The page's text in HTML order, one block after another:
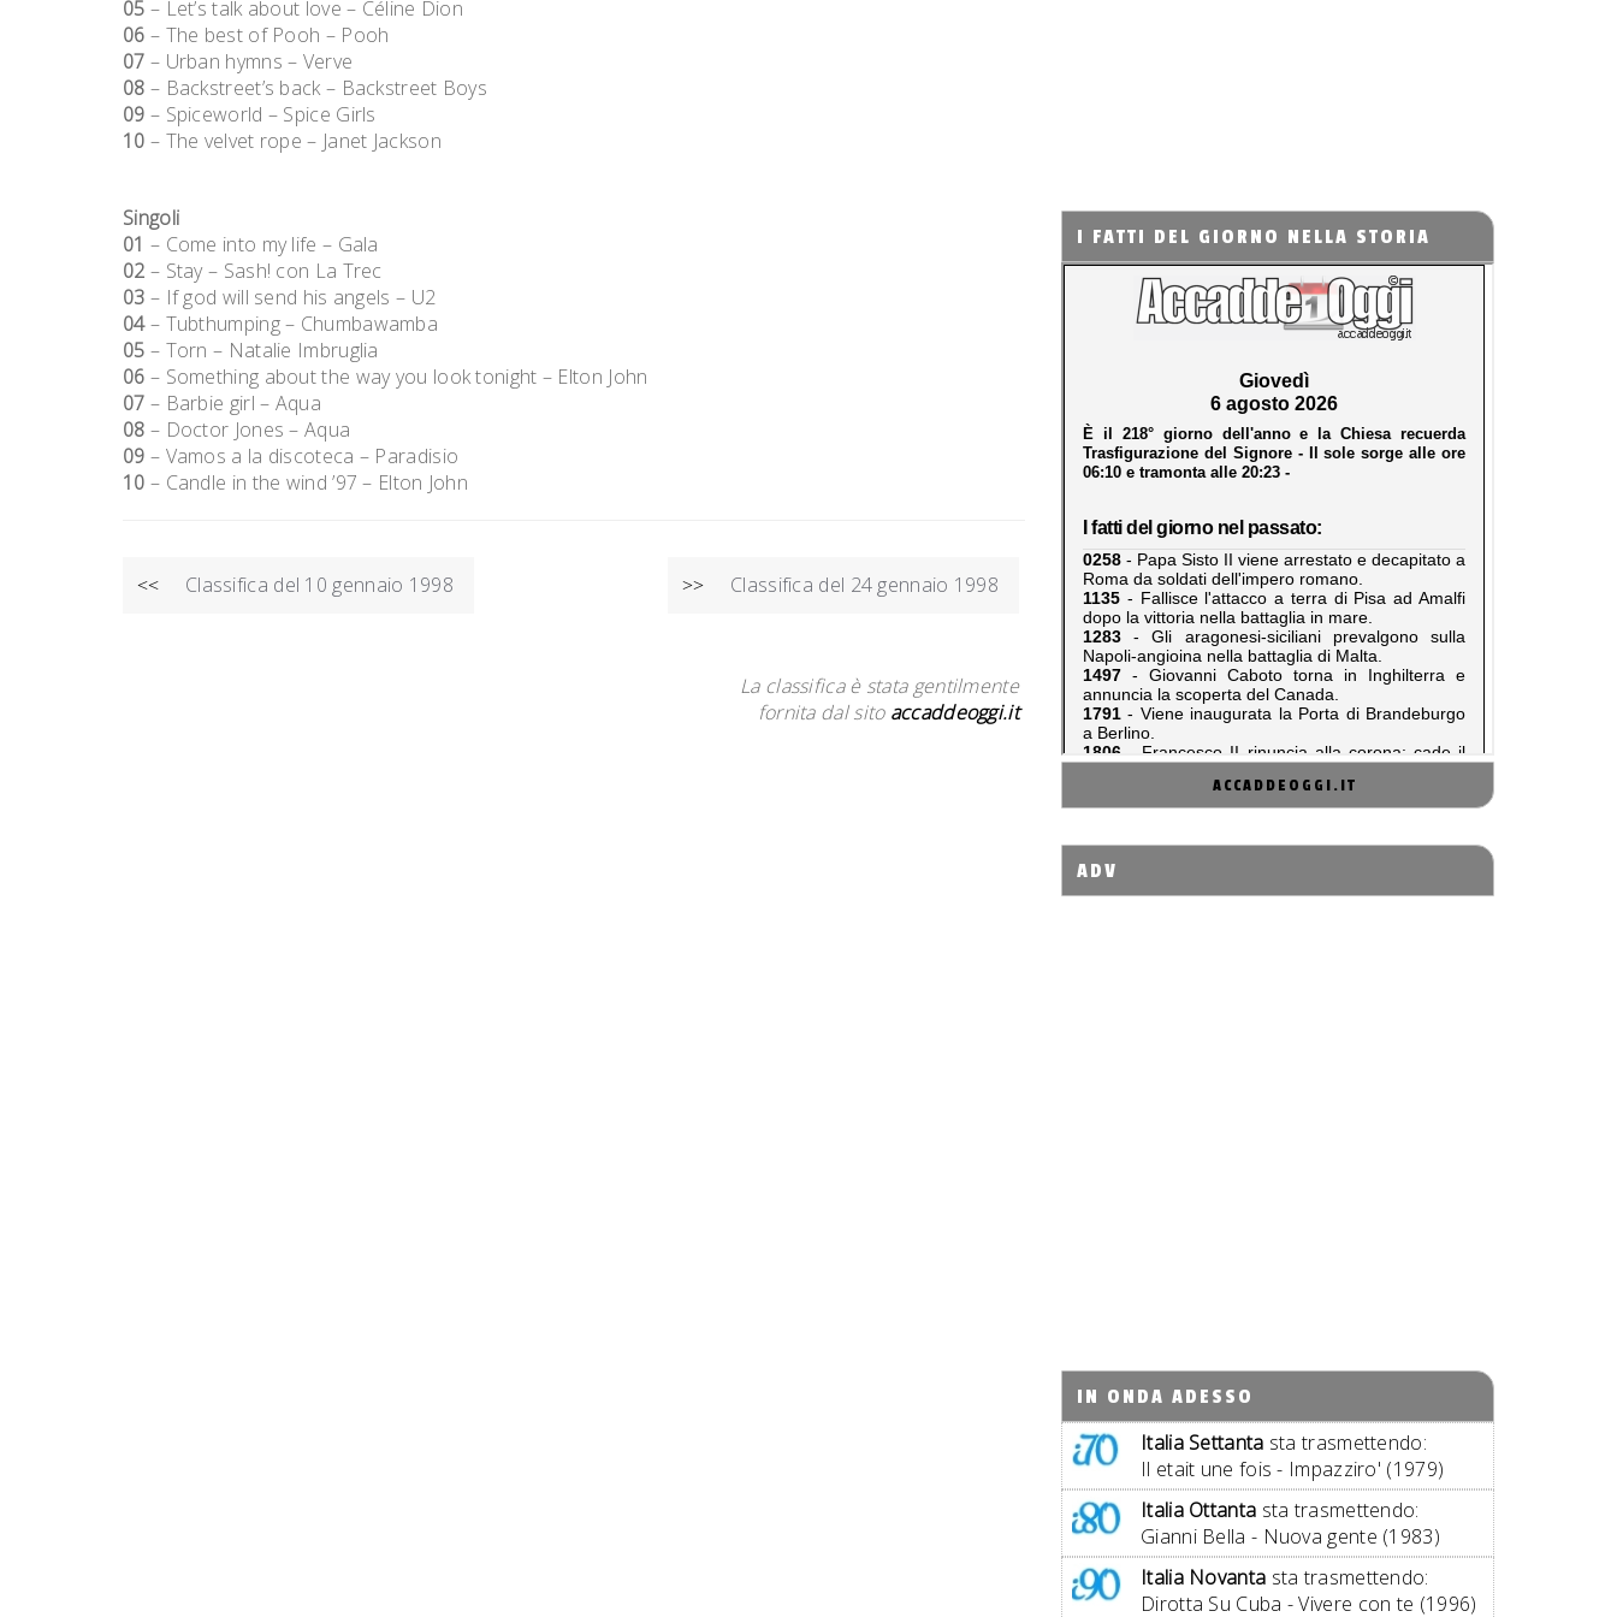
05 – Let’s talk about love – Céline Dion
06 – The best of Pooh – Pooh
07 – Urban hymns – Verve
08 – Backstreet’s back – Backstreet Boys
09 – Spiceworld – Spice Girls
10 – The velvet rope – Janet Jackson
Singoli
01 – Come into my life – Gala
02 – Stay – Sash! con La Trec
03 – If god will send his angels – U2
04– Tubthumping – Chumbawamba
05 – Torn – Natalie Imbruglia
06 – Something about the way you look tonight – Elton John
07 – Barbie girl – Aqua
08 – Doctor Jones – Aqua
09 – Vamos a la discoteca – Paradisio
10 – Candle in the wind ’97 – Elton John
NAVIGAZIONE
<< Classifica del 10 gennaio 1998 >> Classifica del 24 gennaio 1998
La classifica è stata gentilmente
fornita dal sito accaddeoggi.it
I FATTI DEL GIORNO NELLA STORIA
ACCADDEOGGI.IT
ADV
IN ONDA ADESSO
Italia Settanta sta trasmettendo:
Il etait une fois - Impazziro' (1979)
Italia Ottanta sta trasmettendo:
Gianni Bella - Nuova gente (1983)
Italia Novanta sta trasmettendo:
Dirotta Su Cuba - Vivere con te (1996)